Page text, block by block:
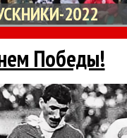
2022
Победы!